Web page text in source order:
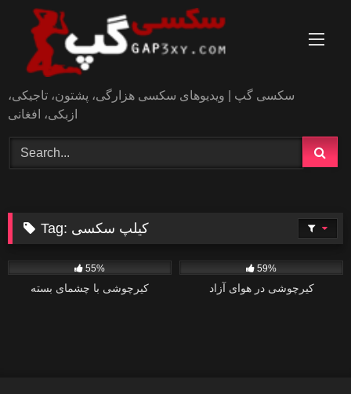
content
سکسی گپ | ویدیوهای سکسی هزارگی، پشتون، تاجیکی،
ازبکی، افغانی
Tag: کیلپ سکسی
55%
کیرچوشی با چشمای بسته
59%
کیرچوشی در هوای آزاد